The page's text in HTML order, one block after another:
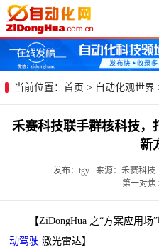
当前位置： 首页 > 自动化观世界
禾赛科技联手群核科技，
新
发布：tgy 来源：禾赛科技
第一对焦
【ZiDongHua 之“方案应用场”
动驾驶 激光雷达】